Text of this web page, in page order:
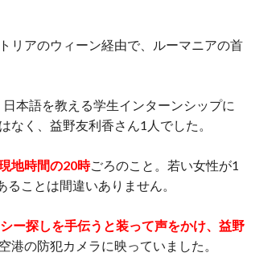
リアのウィーン経由で、ルーマニアの首
本語を教える学生インターンシップに
く、益野友利香さん1人でした。
地時間の20時ごろのこと。若い女性が1
ことは間違いありません。
ー探しを手伝うと装って声をかけ、益野
港の防犯カメラに映っていました。